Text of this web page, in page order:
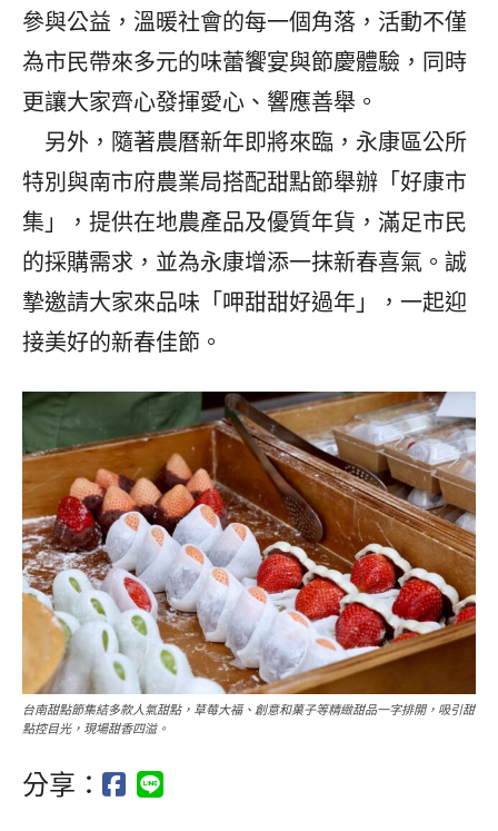
參與公益，溫暖社會的每一個角落，活動不僅
為市民帶來多元的味蕾饗宴與節慶體驗，同時
更讓大家齊心發揮愛心、響應善舉。
另外，隨著農曆新年即將來臨，永康區公所
特別與南市府農業局搭配甜點節舉辦「好康市
集」，提供在地農產品及優質年貨，滿足市民
的採購需求，並為永康增添一抹新春喜氣。誠
摯邀請大家來品味「呷甜甜好過年」，一起迎
接美好的新春佳節。
台南甜點節集結多款人氣甜點，草莓大福、創意和菓子等精緻甜品一字排開，吸引甜
點控目光，現場甜香四溢。
分享：